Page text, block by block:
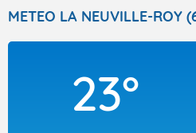
METEO LA NEUVILLE-ROY
23°